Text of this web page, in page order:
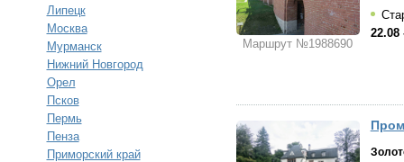
Липецк
Москва
Мурманск
Нижний Новгород
Орел
Псков
Пермь
Пенза
Приморский край
Маршрут №1988690
22.08